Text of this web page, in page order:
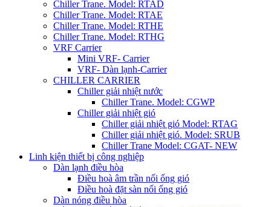
Chiller Trane. Model: RTAD
Chiller Trane. Model: RTAE
Chiller Trane. Model: RTHE
Chiller Trane. Model: RTHG
VRF Carrier
Mini VRF- Carrier
VRF- Dàn lạnh-Carrier
CHILLER CARRIER
Chiller giải nhiệt nước
Chiller Trane. Model: CGWP
Chiller giải nhiệt gió
Chiller giải nhiệt gió Model: RTAG
Chiller giải nhiệt gió. Model: SRUB
Chiller Trane Model: CGAT- NEW
Linh kiện thiết bị công nghiệp
Dàn lạnh điều hòa
Điều hoà âm trần nối ống gió
Điều hoà đặt sàn nối ống gió
Dàn nóng điều hòa